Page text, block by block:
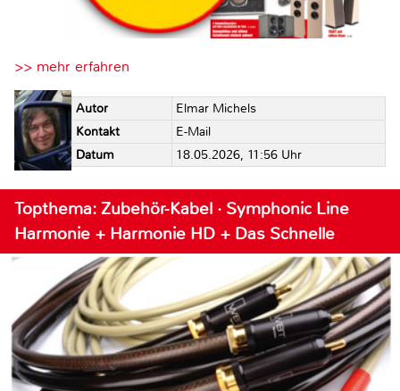
>> mehr erfahren
Autor
Elmar Michels
Kontakt
E-Mail
Datum
18.05.2026, 11:56 Uhr
Topthema: Zubehör-Kabel · Symphonic Line
Harmonie + Harmonie HD + Das Schnelle